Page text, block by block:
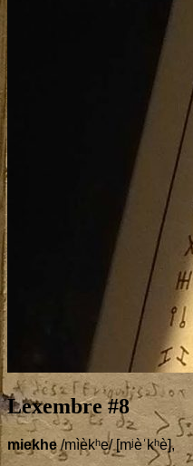
Lexembre #8
mie­khe/mìèkʰe/ [mʲèˈkʰè],